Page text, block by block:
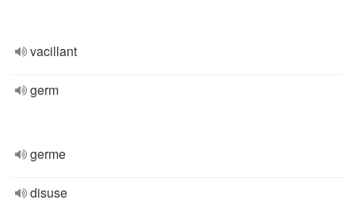
vacillant
germ
germe
disuse